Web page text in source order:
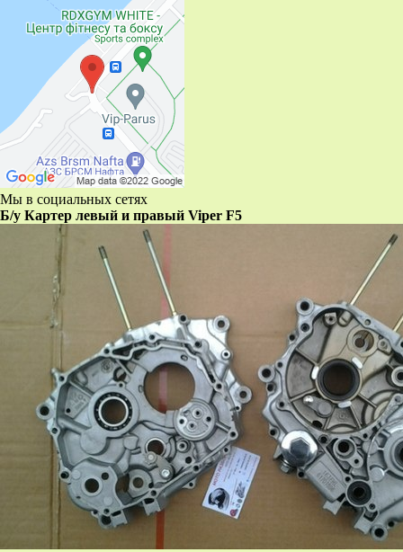
Мы в социальных сетях
Б/у Картер левый и правый Viper F5